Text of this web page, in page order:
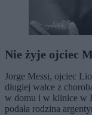
Nie żyje ojciec
Jorge Messi, ojciec
długiej walce z
w domu i w klinice w
podała rodzina